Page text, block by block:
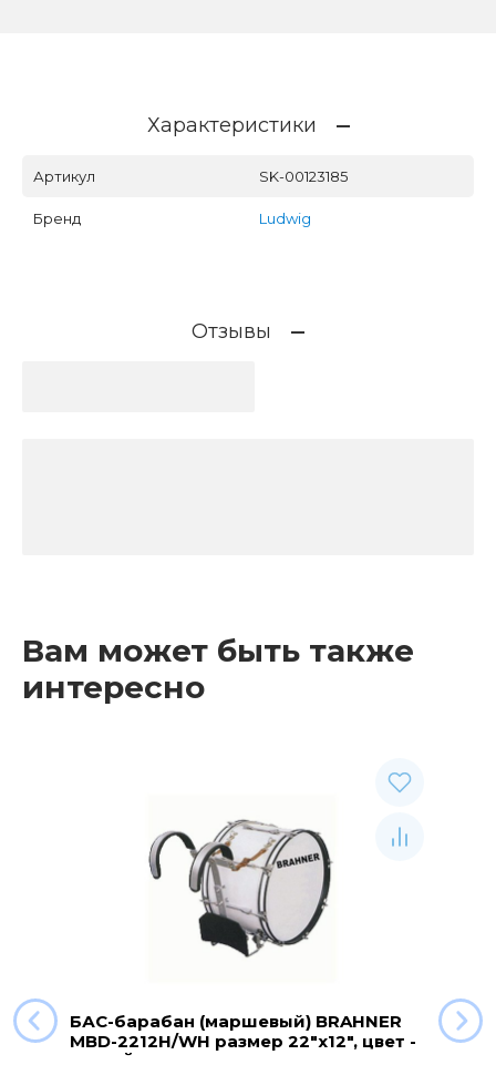
Характеристики
Артикул SK-00123185
Бренд Ludwig
Отзывы
Вам может быть также
интересно
БАС-барабан (маршевый) BRAHNER
MBD-2212H/WH размер 22"x12", цвет -